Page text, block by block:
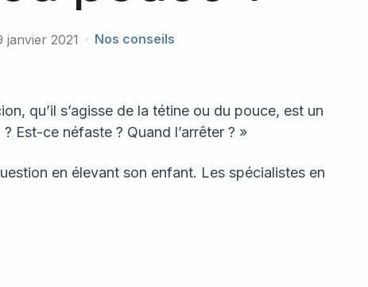
janvier 2021 Nos conseils
qu’il s’agisse de la tétine ou du pouce, est un
Est-ce néfaste ? Quand l’arrêter ? »
en élevant son enfant. Les spécialistes en